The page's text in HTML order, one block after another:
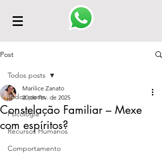
Post
Todos posts
Psicologia
Recursos Humanos
Comportamento
Todos posts
Constelação Familiar – Mexe
com espíritos?
Marilice Zanato
20 de fev. de 2025